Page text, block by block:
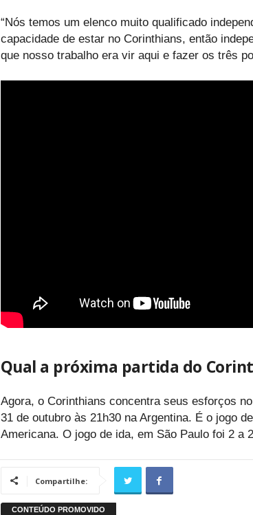
“Nós temos um elenco muito qualificado
capacidade de estar no Corinthians, então
que nosso trabalho era vir aqui e fazer os três
Qual a próxima partida do
Agora, o Corinthians concentra seus esforços
31 de outubro às 21h30 na Argentina. É o jogo
Americana. O jogo de ida, em São Paulo foi 2 a
Compartilhe: